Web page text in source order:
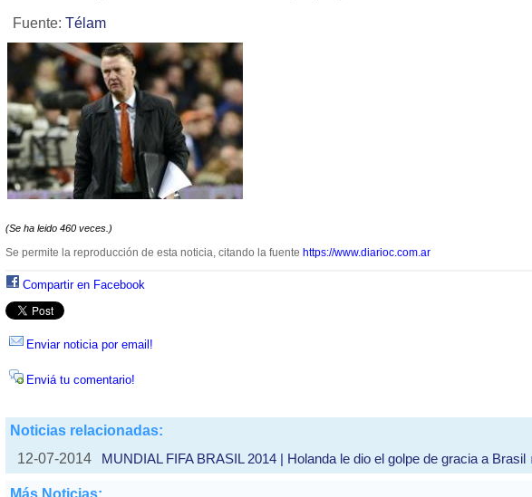
Fuente: Télam
(Se ha leido 460 veces.)
Se permite la reproducción de esta noticia, citando la fuente https://www.diarioc.com.ar
Compartir en Facebook
Enviar noticia por email!
Enviá tu comentario!
Noticias relacionadas:
12-07-2014
MUNDIAL FIFA BRASIL 2014 | Holanda le dio el golpe de gracia a Brasil